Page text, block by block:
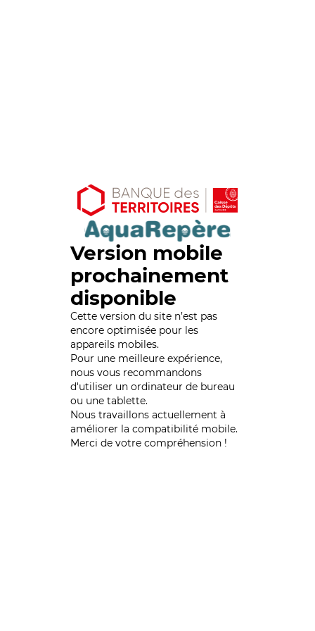
Version mobile
prochainement
disponible
Cette version du site n’est pas
encore optimisée pour les
appareils mobiles.
Pour une meilleure expérience,
nous vous recommandons
d'utiliser un ordinateur de bureau
ou une tablette.
Nous travaillons actuellement à
améliorer la compatibilité mobile.
Merci de votre compréhension !